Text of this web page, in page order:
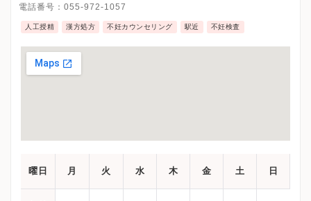
電話番号： 055-972-1057
人工授精 漢方処方 不妊カウンセリング 駅近 不妊検査
曜日 月 火 水 木 金 土 日